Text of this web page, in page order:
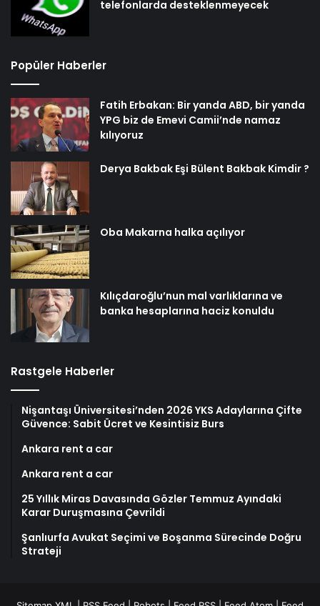
telefonlarda desteklenmeyecek
Popüler Haberler
Fatih Erbakan: Bir yanda ABD, bir yanda
YPG biz de Emevi Camii’nde namaz
kılıyoruz
Derya Bakbak Eşi Bülent Bakbak Kimdir ?
Oba Makarna halka açılıyor
Kılıçdaroğlu’nun mal varlıklarına ve
banka hesaplarına haciz konuldu
Rastgele Haberler
Nişantaşı Üniversitesi’nden 2026 YKS Adaylarına Çifte
Güvence: Sabit Ücret ve Kesintisiz Burs
Ankara rent a car
Ankara rent a car
25 Yıllık Miras Davasında Gözler Temmuz Ayındaki
Karar Duruşmasına Çevrildi
Şanlıurfa Avukat Seçimi ve Boşanma Sürecinde Doğru
Strateji